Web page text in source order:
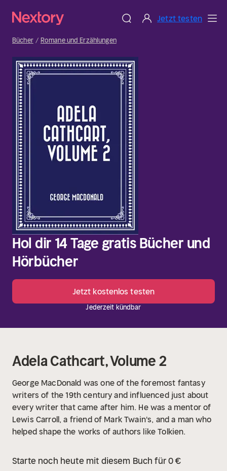
Jetzt testen
Bücher Romane und Erzählungen
Hol dir 14 Tage gratis Bücher und
Hörbücher
Jetzt kostenlos testen
Jederzeit kündbar
Adela Cathcart, Volume 2
George MacDonald was one of the foremost fantasy
writers of the 19th century and influenced just about
every writer that came after him. He was a mentor of
Lewis Carroll, a friend of Mark Twain's, and a man who
helped shape the works of authors like Tolkien.
Starte noch heute mit diesem Buch für 0 €